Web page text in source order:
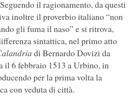
il ragionamento, da questi
inoltre il proverbio italiano “non
gli fuma il naso” e si ritrova,
sintattica, nel primo atto
di Bernardo Dovizi da
il 6 febbraio 1513 a Urbino, in
per la prima volta la
con veduta di città.